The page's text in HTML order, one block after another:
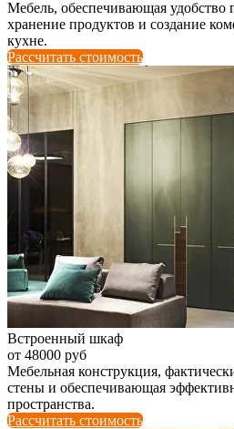
Мебель, обеспечивающая удобство
хранение продуктов и создание
кухне.
Рассчитать стоимость
Встроенный шкаф
от 48000 руб
Мебельная конструкция,
стены и обеспечивающая
пространства.
Рассчитать стоимость